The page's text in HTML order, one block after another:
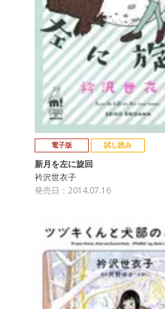
電子版 試し読み
新月を左に旋回
衿沢世衣子
発売日：2014.07.16